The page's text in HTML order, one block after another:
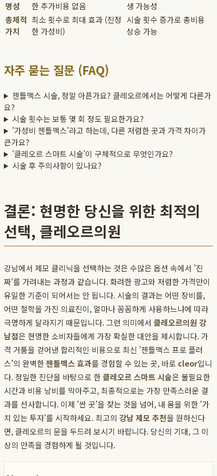
명성
한 추가비용 없음
생 가능성
총체적
가치
최소 횟수로 최대 효과 (진정
한 가성비)
시술 횟수 증가로 총비용
상승 가능
자주 묻는 질문 (FAQ)
젠틀맥스 시술, 정말 아픈가요? 클레오르에서는 어떻게 다른가
요?
시술 횟수는 보통 몇 회 정도 필요한가요?
'가성비 젠틀맥스'라고 하는데, 다른 저렴한 곳과 가격 차이가
큰가요?
'클레오르 스마트 시술'이 구체적으로 무엇인가요?
시술 후 주의사항이 있나요?
결론: 현명한 당신을 위한 최적의
선택, 클레오르의원
강남에서 제모 클리닉을 선택하는 것은 수많은 옵션 속에서 '진
짜'를 가려내는 과정과 같습니다. 화려한 광고와 저렴한 가격만이
유일한 기준이 되어서는 안 됩니다. 시술의 결과는 어떤 장비를,
어떤 철학을 가진 의료진이, 얼마나 꼼꼼하게 사용하느냐에 따라
극명하게 달라지기 때문입니다. 그런 의미에서 클레오르의원 강
남점은 현명한 소비자들에게 가장 확실한 대안을 제시합니다. 가
격 거품을 걷어낸 합리적인 비용으로 최신 '젠틀맥스 프로 플러
스'의 완벽한젠틀맥스 효과를 경험할 수 있는 곳, 바로 cleor입니
다. 정밀한 진단을 바탕으로 한클레오르 스마트 시술은 불필요한
시간과 비용 낭비를 막아주고, 최종적으로는 가장 만족스러운 결
과를 선사합니다. 이제 '싼 곳'을 찾는 것을 넘어, 내 몸을 위한 '가
치 있는 투자'를 시작하세요. 최고의 강남 제모 추천을 원하신다
면, 클레오르의 문을 두드려 보시기 바랍니다. 당신의 기대, 그 이
상의 만족을 경험하게 될 것입니다.